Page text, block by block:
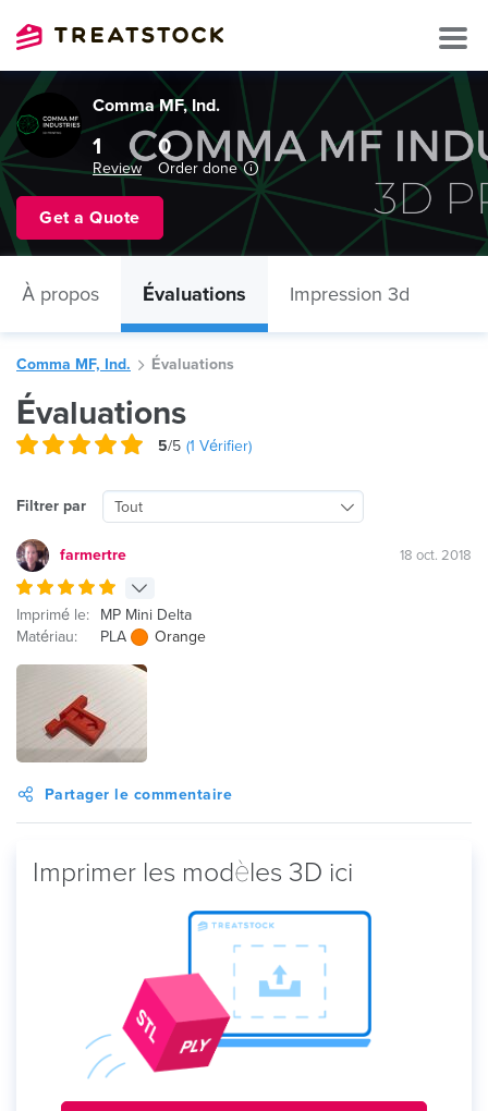
Comma MF, Ind.
1
Review
0
Order done
Get a Quote
À propos Évaluations Impression 3d
Comma MF, Ind. Évaluations
Évaluations
5/5 (1 Vérifier)
Filtrer par Tout
farmertre 18 oct. 2018
Imprimé le:
MP Mini Delta
Matériau:
PLA Orange
Partager le commentaire
Imprimer les modèles 3D ici